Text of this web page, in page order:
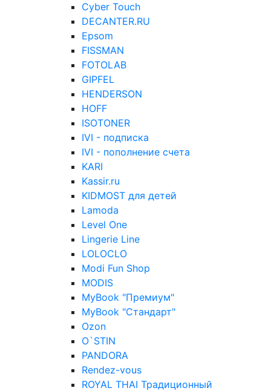
Cyber Touch
DECANTER.RU
Epsom
FISSMAN
FOTOLAB
GIPFEL
HENDERSON
HOFF
ISOTONER
IVI - подписка
IVI - пополнение счета
KARI
Kassir.ru
KIDMOST для детей
Lamoda
Level One
Lingerie Line
LOLOCLO
Modi Fun Shop
MODIS
MyBook "Премиум"
MyBook "Стандарт"
Ozon
O`STIN
PANDORA
Rendez-vous
ROYAL THAI Традиционный